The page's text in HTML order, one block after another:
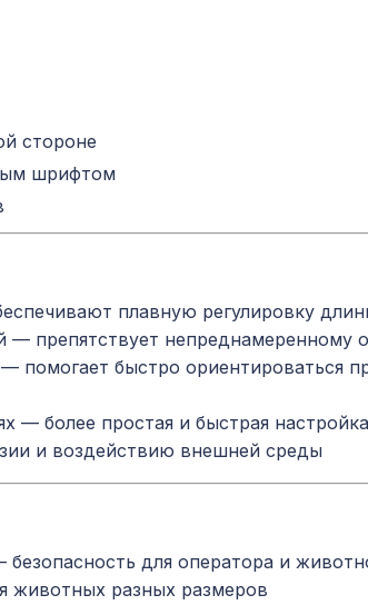
стороне
шрифтом
плавную регулировку
препятствует непреднамеренному
быстро ориентироваться
— более простая и быстрая
и воздействию внешней среды
для оператора и
животных разных размеров